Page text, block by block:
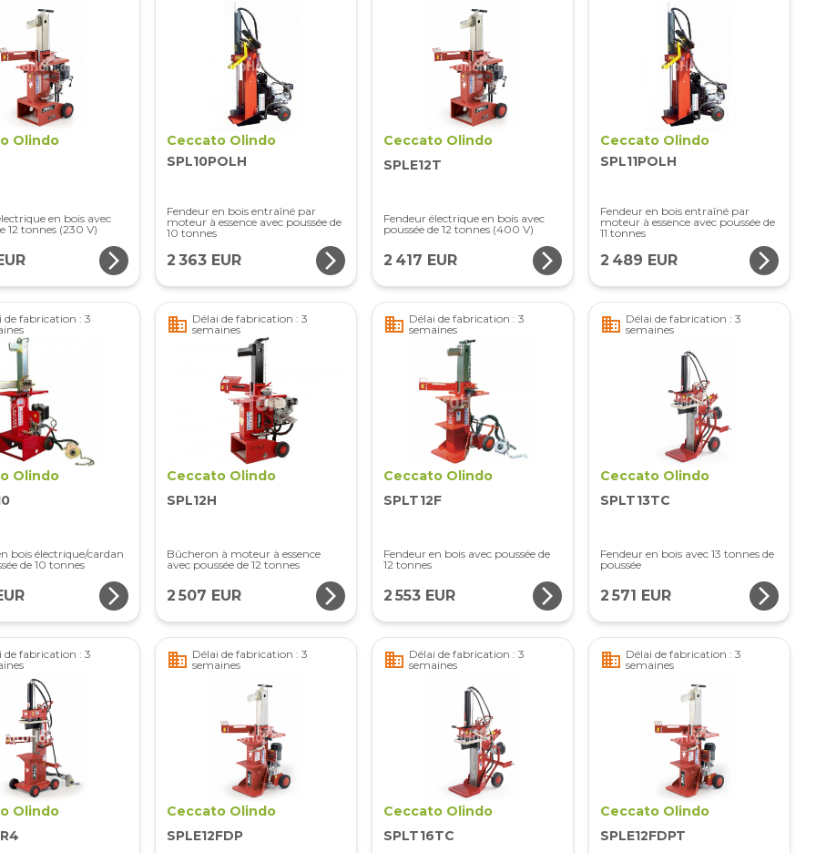
Olindo
en bois avec
12 tonnes (230 V)
arrow_forward_ios
Ceccato Olindo
SPL10POLH
Fendeur en bois entraîné par
moteur à essence avec poussée de
10 tonnes
2 363 EUR arrow_forward_ios
Ceccato Olindo
SPLE12T
Fendeur électrique en bois avec
poussée de 12 tonnes (400 V)
2 417 EUR arrow_forward_ios
Ceccato Olindo
SPL11POLH
Fendeur en bois entraîné par
moteur à essence avec poussée de
11 tonnes
2 489 EUR arrow_forward_ios
de fabrication : 3
Olindo
bois électrique/cardan
de 10 tonnes
arrow_forward_ios
business Délai de fabrication : 3
semaines
Ceccato Olindo
SPL12H
Bûcheron à moteur à essence
avec poussée de 12 tonnes
2 507 EUR arrow_forward_ios
business Délai de fabrication : 3
semaines
Ceccato Olindo
SPLT12F
Fendeur en bois avec poussée de
12 tonnes
2 553 EUR arrow_forward_ios
business Délai de fabrication : 3
semaines
Ceccato Olindo
SPLT13TC
Fendeur en bois avec 13 tonnes de
poussée
2 571 EUR arrow_forward_ios
de fabrication : 3
Olindo
business Délai de fabrication : 3
semaines
Ceccato Olindo
SPLE12FDP
business Délai de fabrication : 3
semaines
Ceccato Olindo
SPLT16TC
business Délai de fabrication : 3
semaines
Ceccato Olindo
SPLE12FDPT